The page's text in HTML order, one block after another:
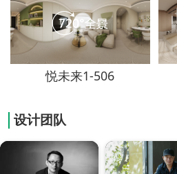
悦未来1-506
设计团队